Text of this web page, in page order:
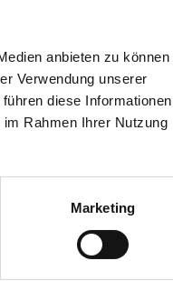
anbieten zu können
Verwendung unserer
diese Informationen
Rahmen Ihrer Nutzung
Marketing
mm, 25 mm